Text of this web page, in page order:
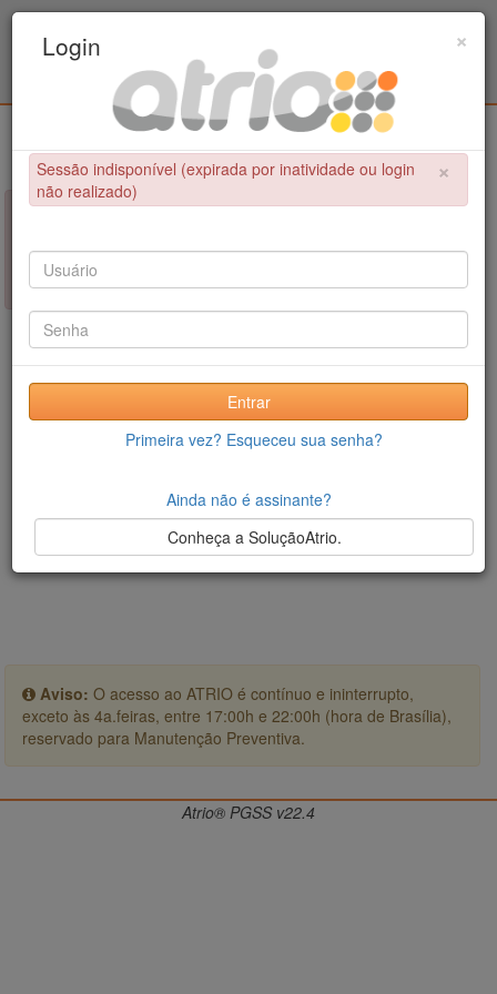
Educação Física / UPE - UFPB
×
NÃO FOI POSSÍVEL CONCLUIR A OPERAÇÃO
Sessão indisponível (expirada por inatividade ou login não
realizado)
Aviso: O acesso ao ATRIO é contínuo e ininterrupto,
exceto às 4a.feiras, entre 17:00h e 22:00h (hora de Brasília),
reservado para Manutenção Preventiva.
×
Login
×
Sessão indisponível (expirada por inatividade ou login
não realizado)
Entrar
Primeira vez? Esqueceu sua senha?
Ainda não é assinante?
Conheça a SoluçãoAtrio.
Atrio® PGSS v22.4